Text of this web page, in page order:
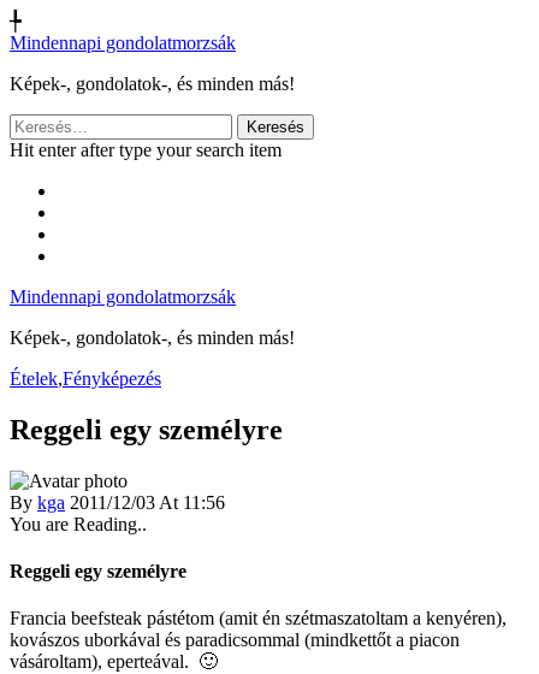
╄
Mindennapi gondolatmorzsák
Képek-, gondolatok-, és minden más!
Keresés:
Hit enter after type your search item
Mindennapi gondolatmorzsák
Képek-, gondolatok-, és minden más!
Ételek,Fényképezés
Reggeli egy személyre
By kga 2011/12/03 At 11:56
You are Reading..
Reggeli egy személyre
Francia beefsteak pástétom (amit én szétmaszatoltam a kenyéren),
kovászos uborkával és paradicsommal (mindkettőt a piacon
vásároltam), eperteával. 🙂